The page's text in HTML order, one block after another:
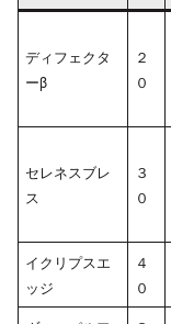
ディフェクタ
ーβ
２
０
セレネスブレ
ス
３
０
イクリプスエ
ッジ
４
０